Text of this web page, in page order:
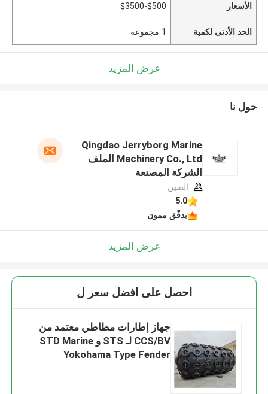
الأسعار $500-$3500
الحد الأدنى لكمية 1 مجموعة
عرض المزيد
حول نا
Qingdao Jerryborg Marine
Machinery Co., Ltd الملف
الشركة المصنعة
الصين
5.0
يدقّق ممون
عرض المزيد
احصل على افضل سعر ل
جهاز إطارات مطاطي معتمد من
CCS/BV لـ STS و STD Marine
Yokohama Type Fender